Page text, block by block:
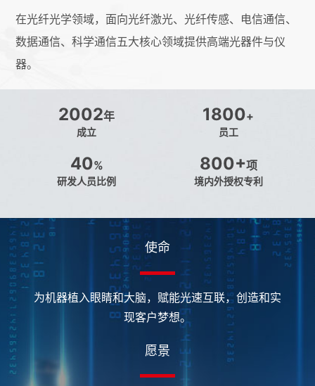
在光纤光学领域，面向光纤激光、光纤传感、电信通信、
数据通信、科学通信五大核心领域提供高端光器件与仪
器。
2002年
成立
1800+
员工
40%
研发人员比例
800+项
境内外授权专利
使命
为机器植入眼睛和大脑，赋能光速互联，创造和实
现客户梦想。
愿景